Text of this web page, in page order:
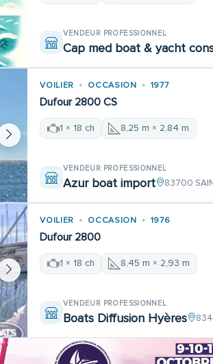
VENDEUR PROFESSIONNEL
Cap med boat & yacht
VOILIER OCCASION 1977
Dufour 2800 CS
1 × 18 ch 8,25 m × 2,84 m
VENDEUR PROFESSIONNEL
Azur boat import 83700
VOILIER OCCASION 1976
Dufour 2800
1 × 18 ch 8,45 m × 2,93 m
VENDEUR PROFESSIONNEL
Boats Diffusion Hyères